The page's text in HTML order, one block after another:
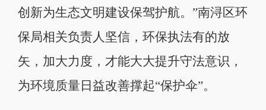
创新为生态文明建设保驾护航。”南浔区环
保局相关负责人坚信，环保执法有的放
矢，加大力度，才能大大提升守法意识，
为环境质量日益改善撑起“保护伞”。